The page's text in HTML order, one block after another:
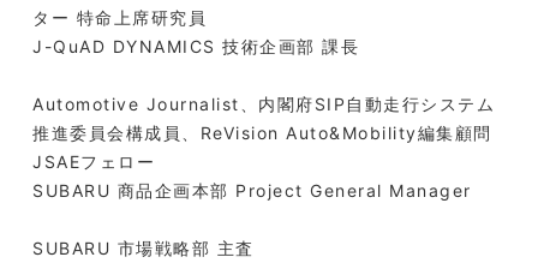
ター 特命上席研究員
J-QuAD DYNAMICS 技術企画部 課長
Automotive Journalist、内閣府SIP自動走行システム
推進委員会構成員、ReVision Auto&Mobility編集顧問
JSAEフェロー
SUBARU 商品企画本部 Project General Manager
SUBARU 市場戦略部 主査